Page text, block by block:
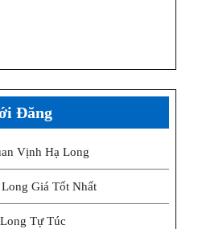
Đăng
Vịnh Hạ Long
Giá Tốt Nhất
Tự Túc